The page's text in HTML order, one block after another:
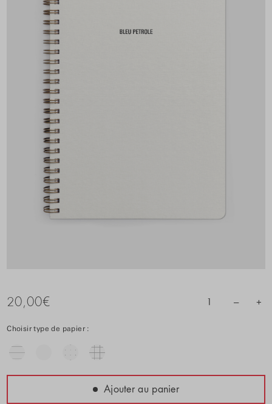
20,00€ 1 – +
Choisir type de papier :
Ajouter au panier